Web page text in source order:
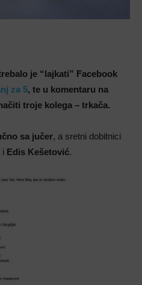
je “lajkati” Facebook
za 5, te u komentaru na
troje kolega – trkača.
sa jučer, a sretni dobitnici
i Edis Kešetović.